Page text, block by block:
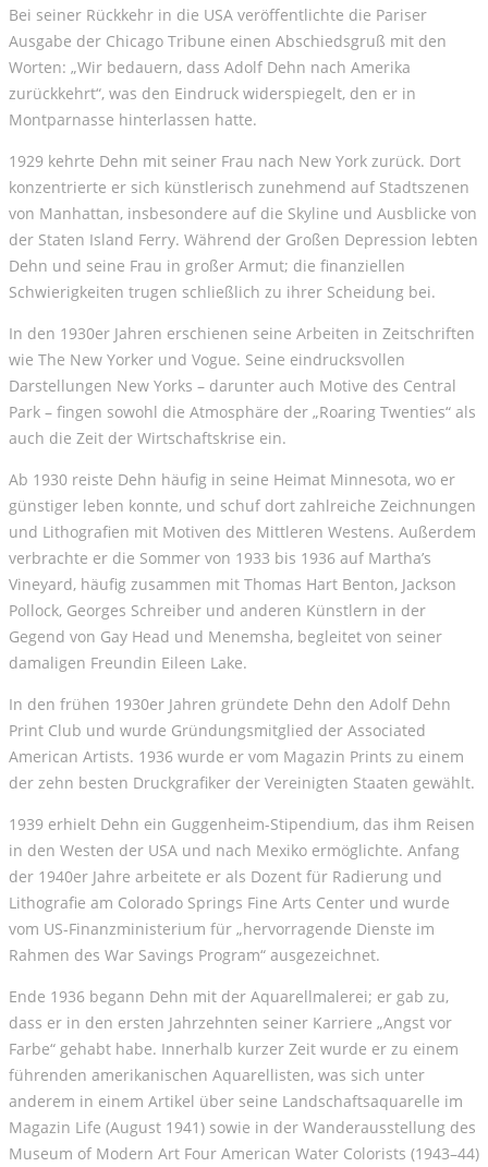
Bei seiner Rückkehr in die USA veröffentlichte die Pariser
Ausgabe der Chicago Tribune einen Abschiedsgruß mit den
Worten: „Wir bedauern, dass Adolf Dehn nach Amerika
zurückkehrt“, was den Eindruck widerspiegelt, den er in
Montparnasse hinterlassen hatte.
1929 kehrte Dehn mit seiner Frau nach New York zurück. Dort
konzentrierte er sich künstlerisch zunehmend auf Stadtszenen
von Manhattan, insbesondere auf die Skyline und Ausblicke von
der Staten Island Ferry. Während der Großen Depression lebten
Dehn und seine Frau in großer Armut; die finanziellen
Schwierigkeiten trugen schließlich zu ihrer Scheidung bei.
In den 1930er Jahren erschienen seine Arbeiten in Zeitschriften
wie The New Yorker und Vogue. Seine eindrucksvollen
Darstellungen New Yorks – darunter auch Motive des Central
Park – fingen sowohl die Atmosphäre der „Roaring Twenties“ als
auch die Zeit der Wirtschaftskrise ein.
Ab 1930 reiste Dehn häufig in seine Heimat Minnesota, wo er
günstiger leben konnte, und schuf dort zahlreiche Zeichnungen
und Lithografien mit Motiven des Mittleren Westens. Außerdem
verbrachte er die Sommer von 1933 bis 1936 auf Martha’s
Vineyard, häufig zusammen mit Thomas Hart Benton, Jackson
Pollock, Georges Schreiber und anderen Künstlern in der
Gegend von Gay Head und Menemsha, begleitet von seiner
damaligen Freundin Eileen Lake.
In den frühen 1930er Jahren gründete Dehn den Adolf Dehn
Print Club und wurde Gründungsmitglied der Associated
American Artists. 1936 wurde er vom Magazin Prints zu einem
der zehn besten Druckgrafiker der Vereinigten Staaten gewählt.
1939 erhielt Dehn ein Guggenheim-Stipendium, das ihm Reisen
in den Westen der USA und nach Mexiko ermöglichte. Anfang
der 1940er Jahre arbeitete er als Dozent für Radierung und
Lithografie am Colorado Springs Fine Arts Center und wurde
vom US-Finanzministerium für „hervorragende Dienste im
Rahmen des War Savings Program“ ausgezeichnet.
Ende 1936 begann Dehn mit der Aquarellmalerei; er gab zu,
dass er in den ersten Jahrzehnten seiner Karriere „Angst vor
Farbe“ gehabt habe. Innerhalb kurzer Zeit wurde er zu einem
führenden amerikanischen Aquarellisten, was sich unter
anderem in einem Artikel über seine Landschaftsaquarelle im
Magazin Life (August 1941) sowie in der Wanderausstellung des
Museum of Modern Art Four American Water Colorists (1943–44)